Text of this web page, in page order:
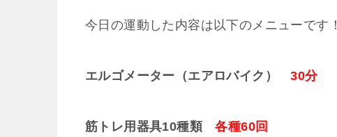
今日の運動した内容は以下のメニューです！
エルゴメーター（エアロバイク）30分
筋トレ用器具10種類各種60回